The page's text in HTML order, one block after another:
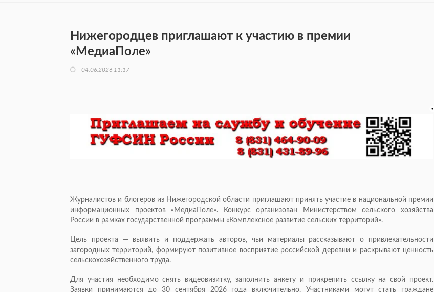
Нижегородцев приглашают к участию в премии
«МедиаПоле»
04.06.2026 11:17
Журналистов и блогеров из Нижегородской области приглашают принять участие в национальной премии
информационных проектов «МедиаПоле». Конкурс организован Министерством сельского хозяйства
России в рамках государственной программы «Комплексное развитие сельских территорий».
Цель проекта — выявить и поддержать авторов, чьи материалы рассказывают о привлекательности
загородных территорий, формируют позитивное восприятие российской деревни и раскрывают ценность
сельскохозяйственного труда.
Для участия необходимо снять видеовизитку, заполнить анкету и прикрепить ссылку на свой проект.
Заявки принимаются до 30 сентября 2026 года включительно. Участниками могут стать граждане